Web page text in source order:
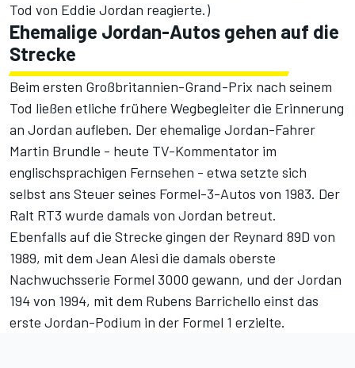
Tod von Eddie Jordan reagierte.)
Ehemalige Jordan-Autos gehen auf die
Strecke
Beim ersten Großbritannien-Grand-Prix nach seinem
Tod ließen etliche frühere Wegbegleiter die Erinnerung
an Jordan aufleben. Der ehemalige Jordan-Fahrer
Martin Brundle - heute TV-Kommentator im
englischsprachigen Fernsehen - etwa setzte sich
selbst ans Steuer seines Formel-3-Autos von 1983. Der
Ralt RT3 wurde damals von Jordan betreut.
Ebenfalls auf die Strecke gingen der Reynard 89D von
1989, mit dem Jean Alesi die damals oberste
Nachwuchsserie Formel 3000 gewann, und der Jordan
194 von 1994, mit dem Rubens Barrichello einst das
erste Jordan-Podium in der Formel 1 erzielte.